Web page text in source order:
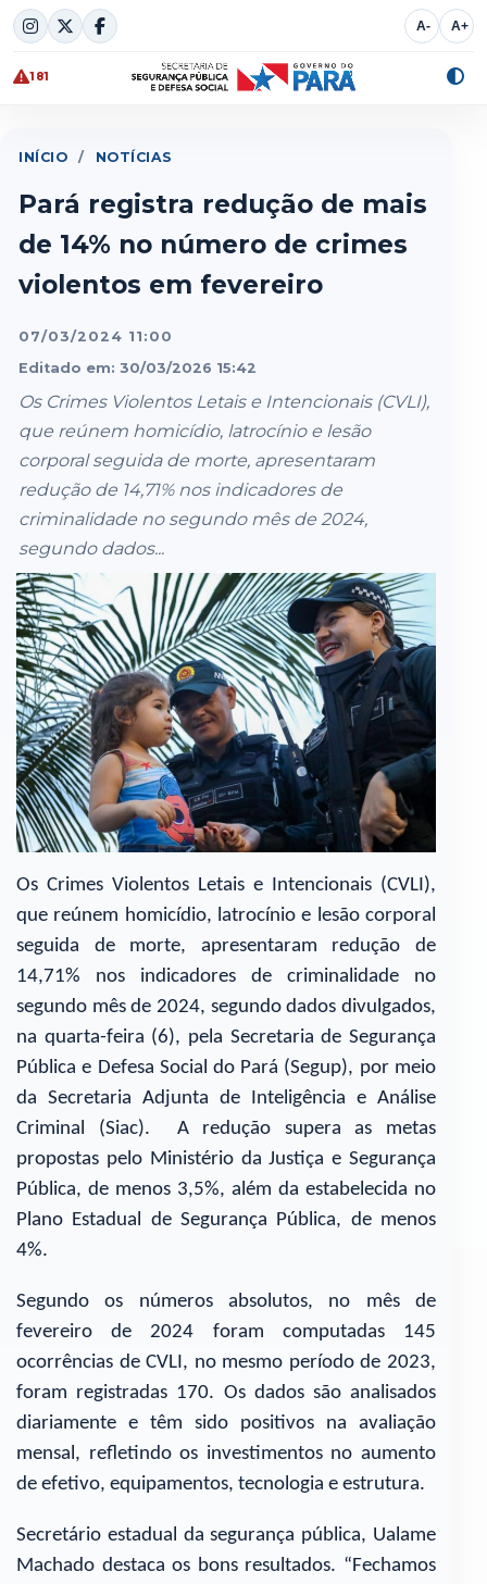
Skip
to
content
A- A+
181
INÍCIO / NOTÍCIAS
Pará registra redução de mais
de 14% no número de crimes
violentos em fevereiro
07/03/2024 11:00
Editado em: 30/03/2026 15:42
Os Crimes Violentos Letais e Intencionais (CVLI),
que reúnem homicídio, latrocínio e lesão
corporal seguida de morte, apresentaram
redução de 14,71% nos indicadores de
criminalidade no segundo mês de 2024,
segundo dados...
Os Crimes Violentos Letais e Intencionais (CVLI),
que reúnem homicídio, latrocínio e lesão corporal
seguida de morte, apresentaram redução de
14,71% nos indicadores de criminalidade no
segundo mês de 2024, segundo dados divulgados,
na quarta-feira (6), pela Secretaria de Segurança
Pública e Defesa Social do Pará (Segup), por meio
da Secretaria Adjunta de Inteligência e Análise
Criminal (Siac). A redução supera as metas
propostas pelo Ministério da Justiça e Segurança
Pública, de menos 3,5%, além da estabelecida no
Plano Estadual de Segurança Pública, de menos
4%.
Segundo os números absolutos, no mês de
fevereiro de 2024 foram computadas 145
ocorrências de CVLI, no mesmo período de 2023,
foram registradas 170. Os dados são analisados
diariamente e têm sido positivos na avaliação
mensal, refletindo os investimentos no aumento
de efetivo, equipamentos, tecnologia e estrutura.
Secretário estadual da segurança pública, Ualame
Machado destaca os bons resultados. “Fechamos